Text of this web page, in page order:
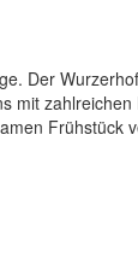
Der
mit
Frühstück